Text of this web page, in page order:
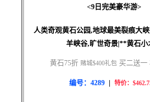
<9日完美豪华游>
人类奇观黄石公园,地球最美裂痕大
羊峡谷,旷世奇景|**黄石小
黄石75折 赌城$400礼包 买二送一
编号：4289 特价：